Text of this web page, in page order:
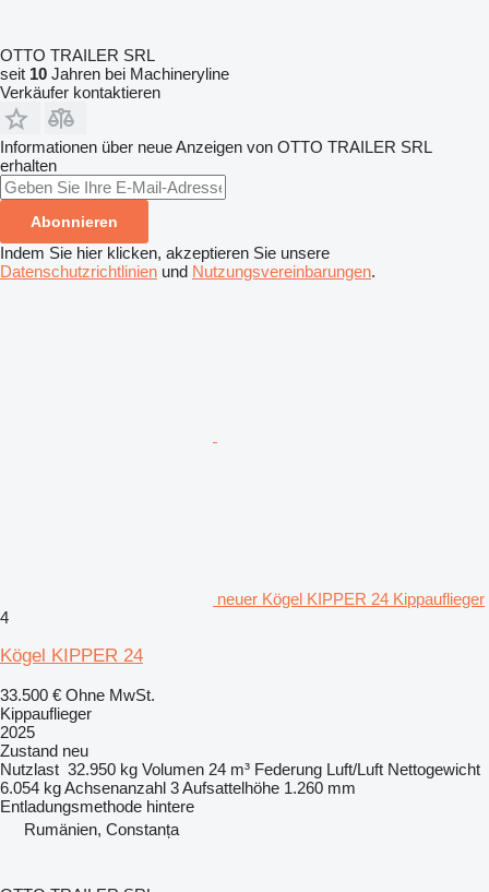
OTTO TRAILER SRL
seit 10 Jahren bei Machineryline
Verkäufer kontaktieren
Informationen über neue Anzeigen von OTTO TRAILER SRL
erhalten
Abonnieren
Indem Sie hier klicken, akzeptieren Sie unsere
Datenschutzrichtlinien und Nutzungsvereinbarungen.
neuer Kögel KIPPER 24 Kippauflieger
4
Kögel KIPPER 24
33.500 € Ohne MwSt.
Kippauflieger
2025
Zustand neu
Nutzlast 32.950 kg Volumen 24 m³ Federung Luft/Luft Nettogewicht
6.054 kgAchsenanzahl 3Aufsattelhöhe 1.260 mm
Entladungsmethode hintere
Rumänien, Constanța